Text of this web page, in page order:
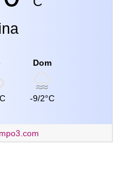
Dom
-9/2°C